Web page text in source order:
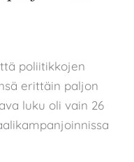
poliitikkojen
erittäin paljon
luku oli vain 26